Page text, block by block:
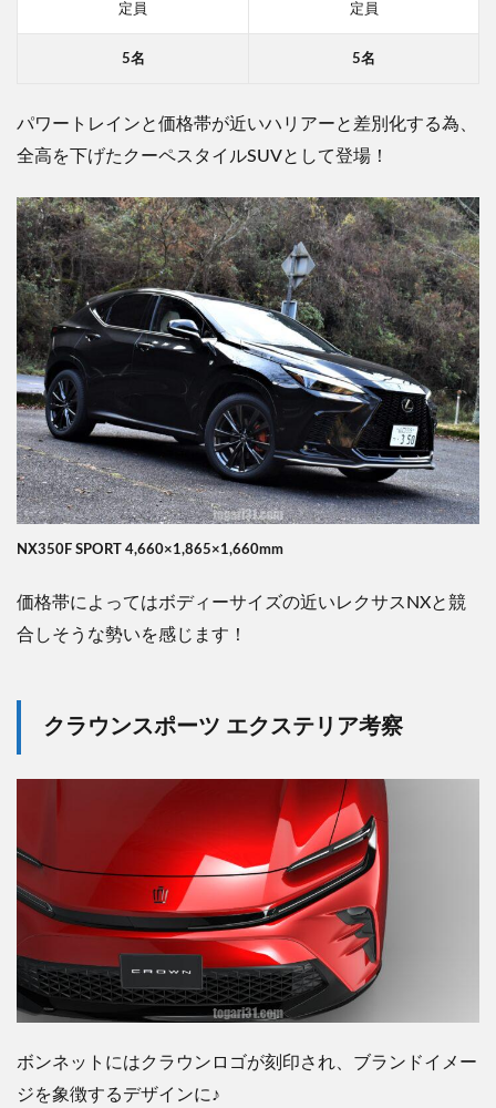
定員 定員
5名 5名
パワートレインと価格帯が近いハリアーと差別化する為、
全高を下げたクーペスタイルSUVとして登場！
NX350F SPORT 4,660×1,865×1,660mm
価格帯によってはボディーサイズの近いレクサスNXと競
合しそうな勢いを感じます！
クラウンスポーツ エクステリア考察
ボンネットにはクラウンロゴが刻印され、ブランドイメー
ジを象徴するデザインに♪